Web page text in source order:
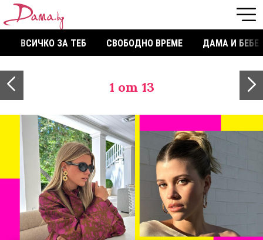
ВСИЧКО ЗА ТЕБ СВОБОДНО ВРЕМЕ ДАМА И БЕБЕ
1 от 13